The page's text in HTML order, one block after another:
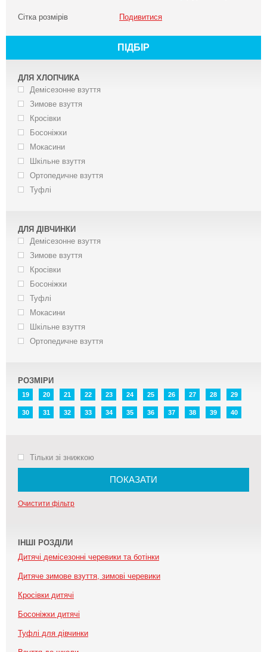
Сітка розмірів Подивитися
ПІДБІР
ДЛЯ ХЛОПЧИКА
Демісезонне взуття
Зимове взуття
Кросівки
Босоніжки
Мокасини
Шкільне взуття
Ортопедичне взуття
Туфлі
ДЛЯ ДІВЧИНКИ
Демісезонне взуття
Зимове взуття
Кросівки
Босоніжки
Туфлі
Мокасини
Шкільне взуття
Ортопедичне взуття
РОЗМІРИ
19 20 21 22 23 24 25 26 27 28 29
30 31 32 33 34 35 36 37 38 39 40
Тільки зі знижкою
ПОКАЗАТИ
Очистити фільтр
ІНШІ РОЗДІЛИ
Дитячі демісезонні черевики та ботінки
Дитяче зимове взуття, зимові черевики
Кросівки дитячі
Босоніжки дитячі
Туфлі для дівчинки